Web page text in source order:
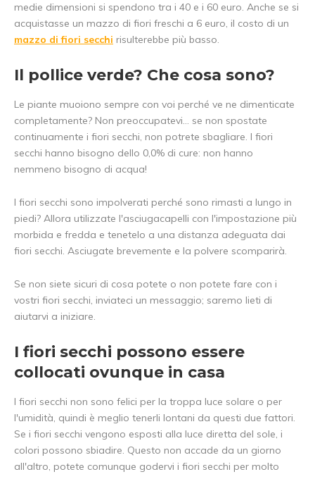
medie dimensioni si spendono tra i 40 e i 60 euro. Anche se si
acquistasse un mazzo di fiori freschi a 6 euro, il costo di un
mazzo di fiori secchi risulterebbe più basso.
Il pollice verde? Che cosa sono?
Le piante muoiono sempre con voi perché ve ne dimenticate
completamente? Non preoccupatevi... se non spostate
continuamente i fiori secchi, non potrete sbagliare. I fiori
secchi hanno bisogno dello 0,0% di cure: non hanno
nemmeno bisogno di acqua!
I fiori secchi sono impolverati perché sono rimasti a lungo in
piedi? Allora utilizzate l'asciugacapelli con l'impostazione più
morbida e fredda e tenetelo a una distanza adeguata dai
fiori secchi. Asciugate brevemente e la polvere scomparirà.
Se non siete sicuri di cosa potete o non potete fare con i
vostri fiori secchi, inviateci un messaggio; saremo lieti di
aiutarvi a iniziare.
I fiori secchi possono essere
collocati ovunque in casa
I fiori secchi non sono felici per la troppa luce solare o per
l'umidità, quindi è meglio tenerli lontani da questi due fattori.
Se i fiori secchi vengono esposti alla luce diretta del sole, i
colori possono sbiadire. Questo non accade da un giorno
all'altro, potete comunque godervi i fiori secchi per molto
5% di sconto